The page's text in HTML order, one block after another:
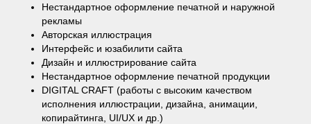
Нестандартное оформление печатной и наружной
рекламы
Авторская иллюстрация
Интерфейс и юзабилити сайта
Дизайн и иллюстрирование сайта
Нестандартное оформление печатной продукции
DIGITAL CRAFT (работы с высоким качеством
исполнения иллюстрации, дизайна, анимации,
копирайтинга, UI/UX и др.)